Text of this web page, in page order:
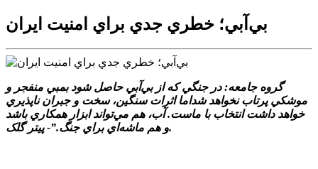
بي‌آبي؛ خطري جدي براي امنيت ايران
گروه جامعه: در جنگي که از بي‌آبي حاصل شود بمبي منفجر و
موشکي پرتاب نخواهد شداما اثرات سنگين، سخت و جبران ناپذيري
خواهد داشت انتخاب با ماست. آب، هم مي‌تواند ابزار همکاري باشد
و هم ماشه‌اي براي جنگ.”- پيتر گلک.